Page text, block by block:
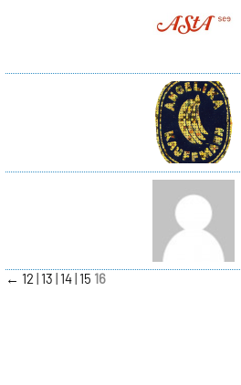
← 12 13 14 15 16